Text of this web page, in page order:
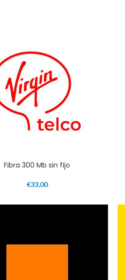
Fibra 300 Mb sin fijo
€33,00